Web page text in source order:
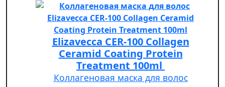
Elizavecca CER-100 Collagen
Ceramid Coating Protein
Treatment 100ml
Коллагеновая маска для волос